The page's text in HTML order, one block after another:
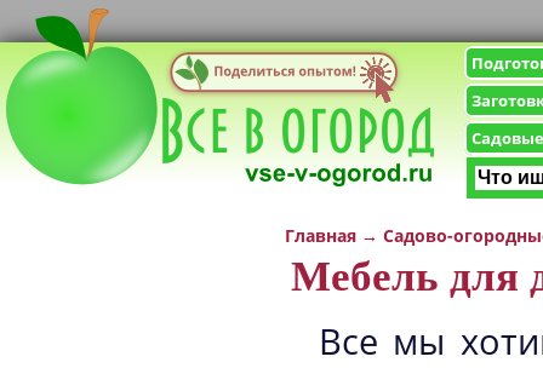
Главная → Садово-
Мебель для
Все мы